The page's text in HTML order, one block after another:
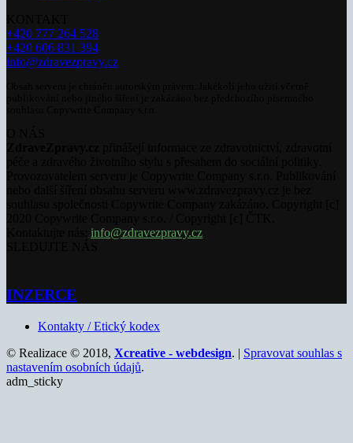
+420 777 264 528
+420 606 831 394
info@zdravezpravy.cz
info@zdravezpravy.cz
INZERCE
Kontakty / Etický kodex
© Realizace © 2018, Xcreative - webdesign. | Spravovat souhlas s
nastavením osobních údajů.
adm_sticky